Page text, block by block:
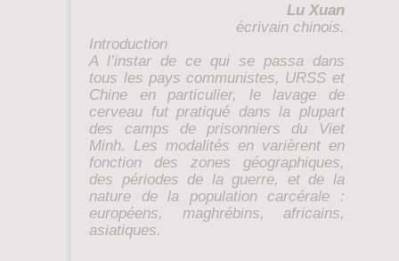
Lu Xuan
écrivain chinois.
Introduction
A l’instar de ce qui se passa dans
tous les pays communistes, URSS et
Chine en particulier, le lavage de
cerveau fut pratiqué dans la plupart
des camps de prisonniers du Viet
Minh. Les modalités en varièrent en
fonction des zones géographiques,
des périodes de la guerre, et de la
nature de la population carcérale :
européens, maghrébins, africains,
asiatiques.